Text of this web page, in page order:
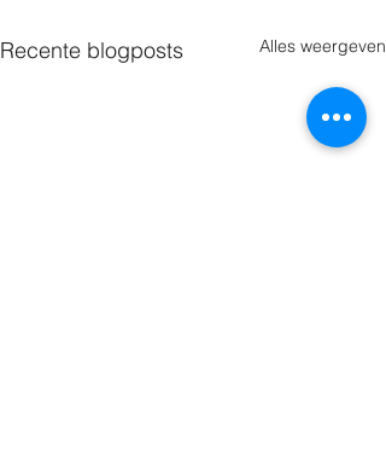
Recente blogposts Alles weergeven